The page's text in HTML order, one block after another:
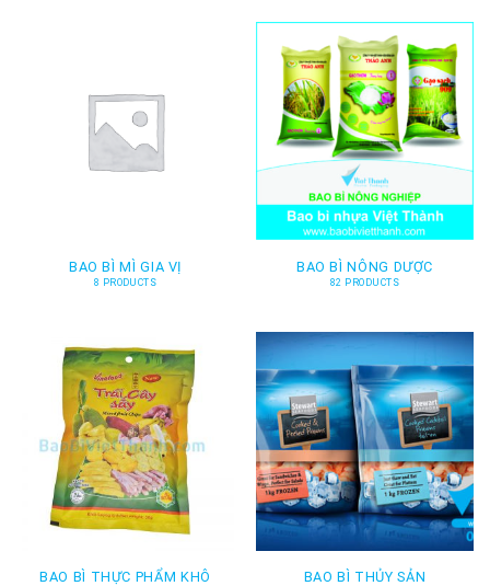
BAO BÌ MÌ GIA VỊ
8 PRODUCTS
BAO BÌ NÔNG DƯỢC
82 PRODUCTS
BAO BÌ THỰC PHẨM KHÔ BAO BÌ THỦY SẢN